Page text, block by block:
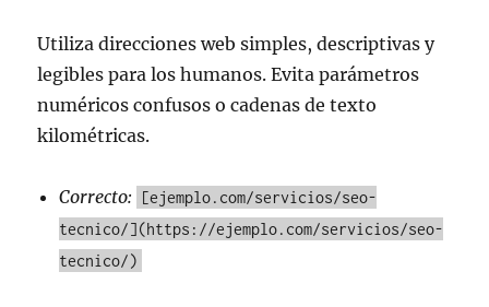
Utiliza direcciones web simples, descriptivas y
legibles para los humanos. Evita parámetros
numéricos confusos o cadenas de texto
kilométricas.
Correcto:
[ejemplo.com/servicios/seo-
tecnico/](https://ejemplo.com/servicios/seo-
tecnico/)